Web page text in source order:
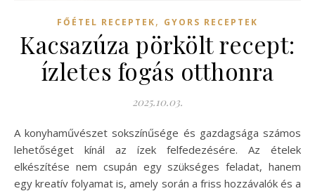
FŐÉTEL RECEPTEK, GYORS RECEPTEK
Kacsazúza pörkölt recept:
ízletes fogás otthonra
2025.10.03.
A konyhaművészet sokszínűsége és gazdagsága számos
lehetőséget kínál az ízek felfedezésére. Az ételek
elkészítése nem csupán egy szükséges feladat, hanem
egy kreatív folyamat is, amely során a friss hozzávalók és a